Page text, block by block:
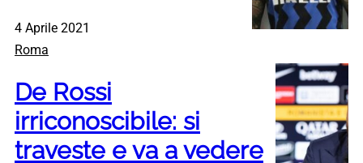
4 Aprile 2021
Roma
De Rossi
irriconoscibile: si
traveste e va a vedere